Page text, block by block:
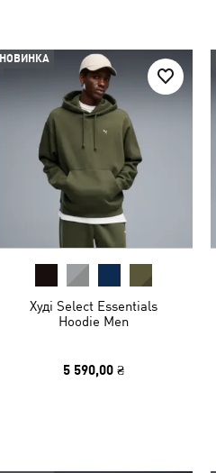
НОВИНКА
Худі Select Essentials
Hoodie Men
5 590,00 ₴